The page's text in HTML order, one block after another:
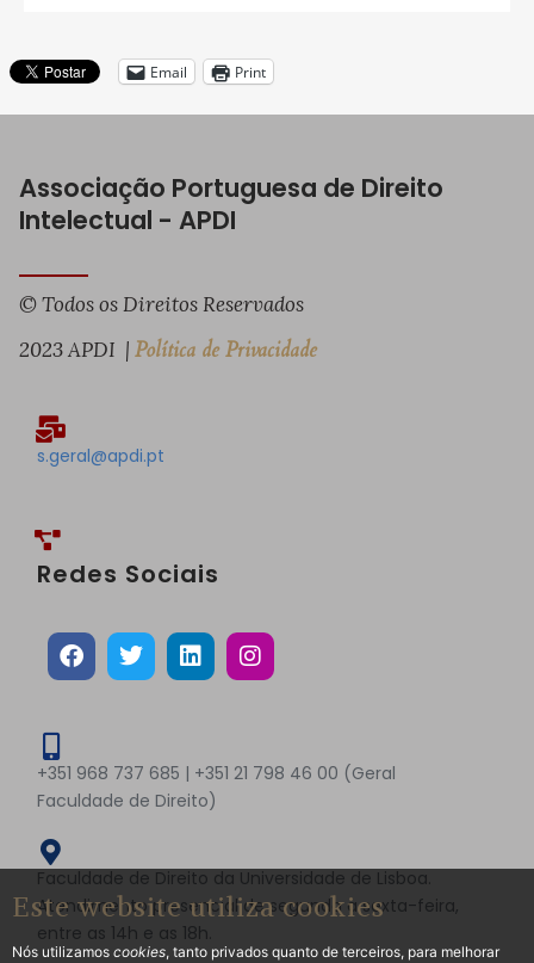
Email Print
Associação Portuguesa de Direito
Intelectual - APDI
© Todos os Direitos Reservados
2023 APDI | Política de Privacidade
s.geral@apdi.pt
Redes Sociais
+351 968 737 685 | +351 21 798 46 00 (Geral
Faculdade de Direito)
Faculdade de Direito da Universidade de Lisboa.
Atendimento presencial de segunda a sexta-feira,
entre as 14h e as 18h.
Este website utiliza cookies
Nós utilizamos cookies, tanto privados quanto de terceiros, para melhorar